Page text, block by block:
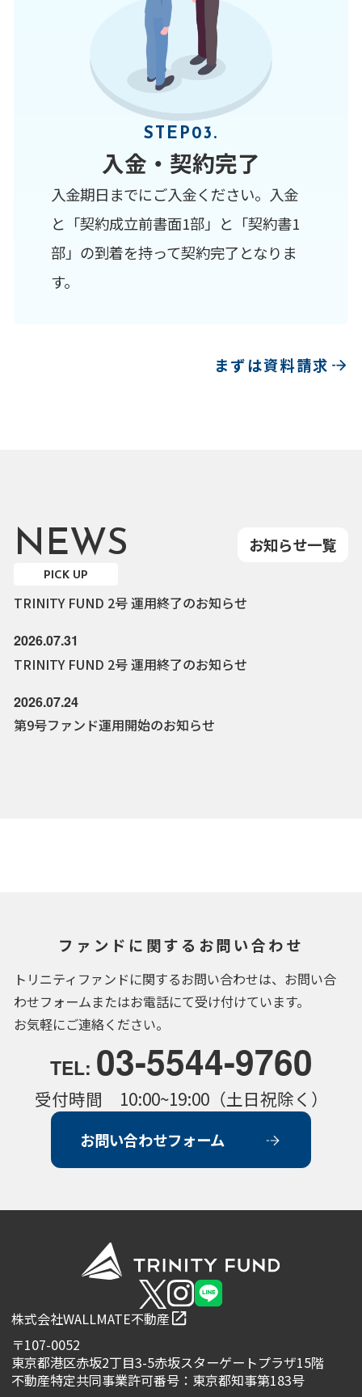
STEP03.
入金・契約完了
入金期日までにご入金ください。入金
と「契約成立前書面1部」と「契約書1
部」の到着を持って契約完了となりま
す。
まずは資料請求
NEWS お知らせ一覧
PICK UP
TRINITY FUND 2号 運用終了のお知らせ
2026.07.31
TRINITY FUND 2号 運用終了のお知らせ
2026.07.24
第9号ファンド運用開始のお知らせ
ファンドに関するお問い合わせ
トリニティファンドに関するお問い合わせは、お問い合
わせフォームまたはお電話にて受け付けています。
お気軽にご連絡ください。
TEL: 03-5544-9760
受付時間 10:00~19:00（土日祝除く）
お問い合わせフォーム
株式会社WALLMATE不動産
〒107-0052
東京都港区赤坂2丁目3-5赤坂スターゲートプラザ15階
不動産特定共同事業許可番号：東京都知事第183号